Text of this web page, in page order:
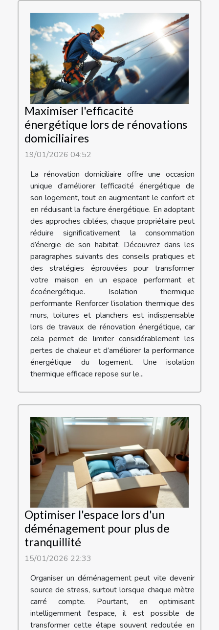
Maximiser l'efficacité
énergétique lors de rénovations
domiciliaires
19/01/2026 04:52
La rénovation domiciliaire offre une occasion
unique d’améliorer l’efficacité énergétique de
son logement, tout en augmentant le confort et
en réduisant la facture énergétique. En adoptant
des approches ciblées, chaque propriétaire peut
réduire significativement la consommation
d’énergie de son habitat. Découvrez dans les
paragraphes suivants des conseils pratiques et
des stratégies éprouvées pour transformer
votre maison en un espace performant et
écoénergétique. Isolation thermique
performante Renforcer l’isolation thermique des
murs, toitures et planchers est indispensable
lors de travaux de rénovation énergétique, car
cela permet de limiter considérablement les
pertes de chaleur et d’améliorer la performance
énergétique du logement. Une isolation
thermique efficace repose sur le...
Optimiser l'espace lors d'un
déménagement pour plus de
tranquillité
15/01/2026 22:33
Organiser un déménagement peut vite devenir
source de stress, surtout lorsque chaque mètre
carré compte. Pourtant, en optimisant
intelligemment l'espace, il est possible de
transformer cette étape souvent redoutée en